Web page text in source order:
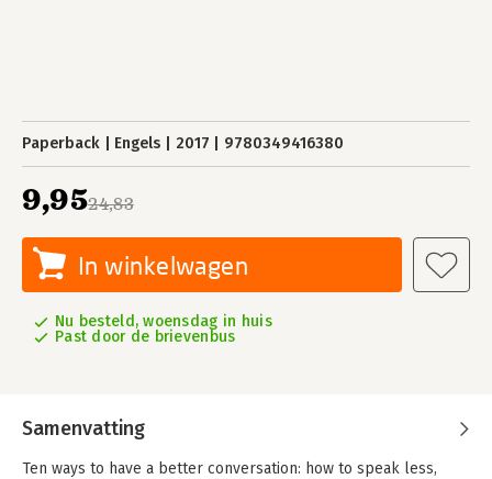
Paperback Engels 2017 9780349416380
24,83
9,95
In winkelwagen
Nu besteld, woensdag in huis
Past door de brievenbus
Samenvatting
Ten ways to have a better conversation: how to speak less,